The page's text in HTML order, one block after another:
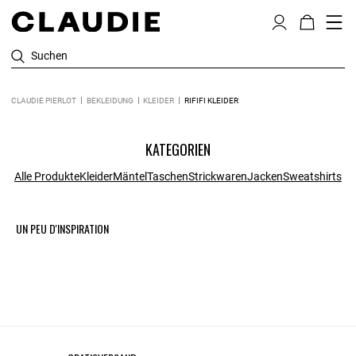
Suchen
CLAUDIE PIERLOT BEKLEIDUNG KLEIDER RIFIFI KLEIDER
KATEGORIEN
Alle ProdukteKleiderMäntelTaschenStrickwarenJackenSweatshirts
UN PEU D'INSPIRATION